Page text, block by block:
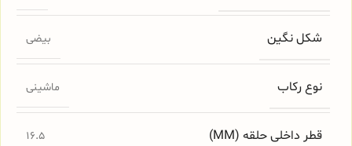
شکل نگین بیضی
نوع رکاب ماشینی
قطر داخلی حلقه (MM) 16.5